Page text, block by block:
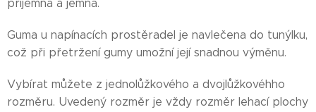
příjemná a jemná.
Guma u napínacích prostěradel je navlečena do tunýlku,
což při přetržení gumy umožní její snadnou výměnu.
Vybírat můžete z jednolůžkového a dvojlůžkovéhho
rozměru. Uvedený rozměr je vždy rozměr lehací plochy